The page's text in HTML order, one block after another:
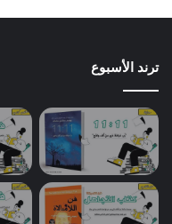
ترند الأسبوع